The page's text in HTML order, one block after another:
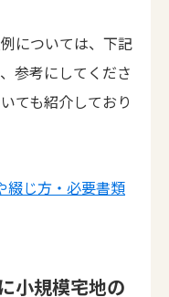
については、下記
参考にしてくださ
ても紹介しており
綴じ方・必要書類
小規模宅地の